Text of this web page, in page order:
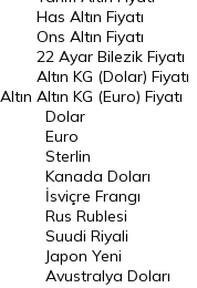
Döviz Kuru
Dolar Kuru
Euro Kuru
Pound Kuru
Frank Kuru
Riyal Kuru
Avustralya Doları
Altın
Has Altın Fiyatı
Ons Altın Fiyatı
22 Ayar Bilezik Fiyatı
Altın KG (Dolar) Fiyatı
Altın KG (Euro) Fiyatı
Dolar
Euro
Sterlin
Kanada Doları
İsviçre Frangı
Rus Rublesi
Suudi Riyali
Japon Yeni
Avustralya Doları